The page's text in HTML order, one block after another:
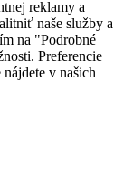
reklamy a
naše služby a
na "Podrobné
Preferencie
v našich